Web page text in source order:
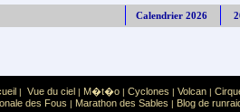
Calendrier 2026
Sport: Sports extr�mes
| Vue du ciel | M�t�o | Cyclones | Volcan |
des Fous | Marathon des Sables | Blog de